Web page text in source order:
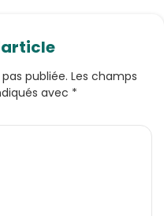
publiée. Les champs
avec *